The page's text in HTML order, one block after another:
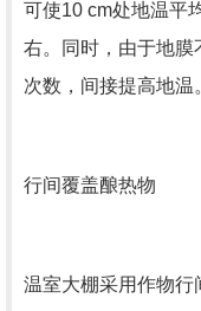
可使10 cm处地温平
右。同时，由于地膜
次数，间接提高地温
行间覆盖酿热物
温室大棚采用作物行